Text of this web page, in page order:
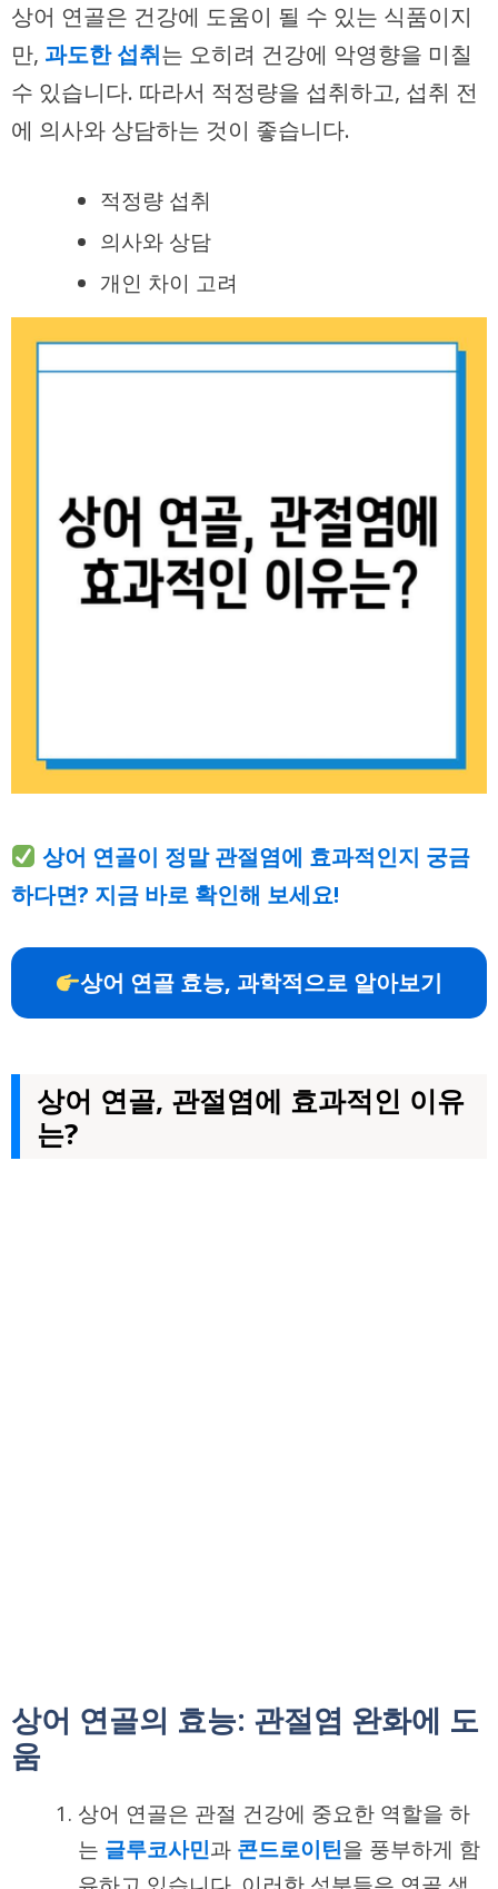
상어 연골은 건강에 도움이 될 수 있는 식품이지
만, 과도한 섭취는 오히려 건강에 악영향을 미칠
수 있습니다. 따라서 적정량을 섭취하고, 섭취 전
에 의사와 상담하는 것이 좋습니다.
적정량 섭취
의사와 상담
개인 차이 고려
상어 연골이 정말 관절염에 효과적인지 궁금
하다면? 지금 바로 확인해 보세요!
상어 연골 효능, 과학적으로 알아보기
상어 연골, 관절염에 효과적인 이유
는?
상어 연골의 효능: 관절염 완화에 도
움
상어 연골은 관절 건강에 중요한 역할을 하
는 글루코사민과 콘드로이틴을 풍부하게 함